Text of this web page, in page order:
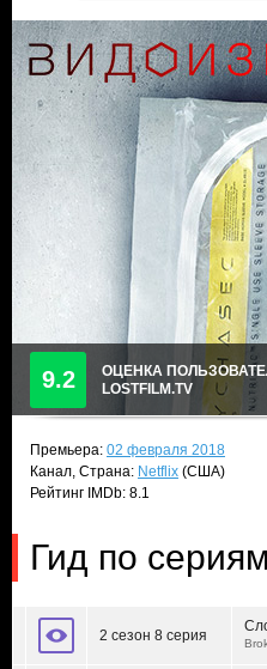
9.2
ОЦЕНКА
LOSTFILM.TV
Премьера: 02 февраля 2018
Канал, Страна: Netflix (США)
Рейтинг IMDb: 8.1
Гид по сериям
2 сезон 8 серия